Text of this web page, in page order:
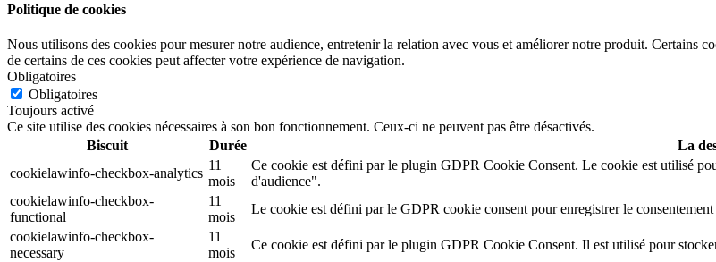
Politique de cookies
Nous utilisons des cookies pour mesurer notre audience, entretenir la relation avec vous et améliorer notre produit. Certains
de certains de ces cookies peut affecter votre expérience de navigation.
Obligatoires
Obligatoires
Toujours activé
Ce site utilise des cookies nécessaires à son bon fonctionnement. Ceux-ci ne peuvent pas être désactivés.
Biscuit
Durée
La
cookielawinfo-checkbox-analytics
11
mois
Ce cookie est défini par le plugin GDPR Cookie Consent. Le cookie est utilisé
d'audience".
cookielawinfo-checkbox-
functional
11
mois
Le cookie est défini par le GDPR cookie consent pour enregistrer le
cookielawinfo-checkbox-
necessary
11
mois
Ce cookie est défini par le plugin GDPR Cookie Consent. Il est utilisé pour